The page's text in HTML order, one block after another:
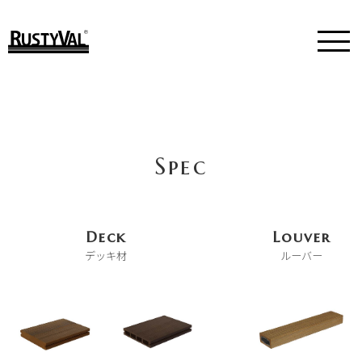
Spec
Deck
デッキ材
Louver
ルーバー